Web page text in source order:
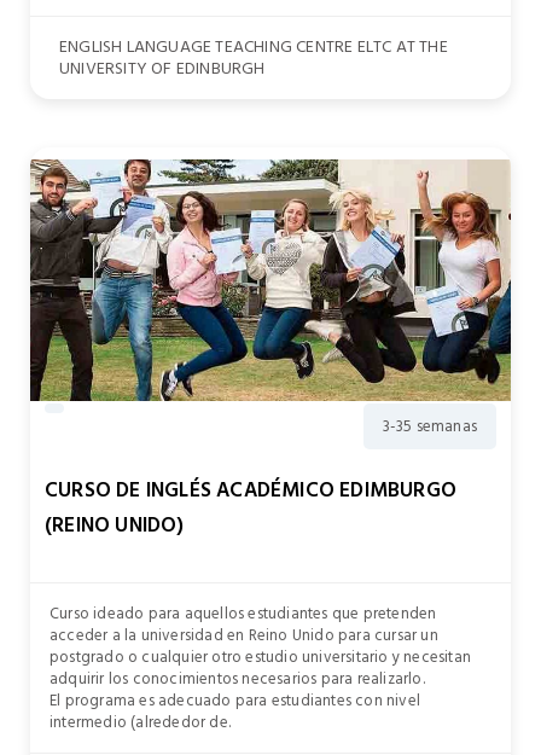
ENGLISH LANGUAGE TEACHING CENTRE ELTC AT THE
UNIVERSITY OF EDINBURGH
3-35 semanas
CURSO DE INGLÉS ACADÉMICO EDIMBURGO
(REINO UNIDO)
Curso ideado para aquellos estudiantes que pretenden
acceder a la universidad en Reino Unido para cursar un
postgrado o cualquier otro estudio universitario y necesitan
adquirir los conocimientos necesarios para realizarlo.
El programa es adecuado para estudiantes con nivel
intermedio (alrededor de.